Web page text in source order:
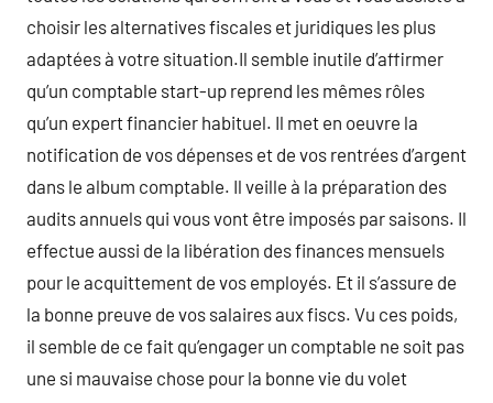
choisir les alternatives fiscales et juridiques les plus
adaptées à votre situation.Il semble inutile d’affirmer
qu’un comptable start-up reprend les mêmes rôles
qu’un expert financier habituel. Il met en oeuvre la
notification de vos dépenses et de vos rentrées d’argent
dans le album comptable. Il veille à la préparation des
audits annuels qui vous vont être imposés par saisons. Il
effectue aussi de la libération des finances mensuels
pour le acquittement de vos employés. Et il s’assure de
la bonne preuve de vos salaires aux fiscs. Vu ces poids,
il semble de ce fait qu’engager un comptable ne soit pas
une si mauvaise chose pour la bonne vie du volet